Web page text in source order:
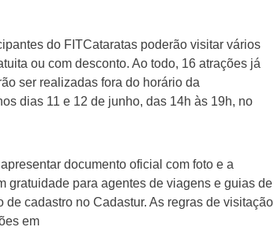
do FITCataratas poderão visitar vários
ou com desconto. Ao todo, 16 atrações já
ser realizadas fora do horário da
dias 11 e 12 de junho, das 14h às 19h, no
documento oficial com foto e a
gratuidade para agentes de viagens e guias de
cadastro no Cadastur. As regras de visitação
em